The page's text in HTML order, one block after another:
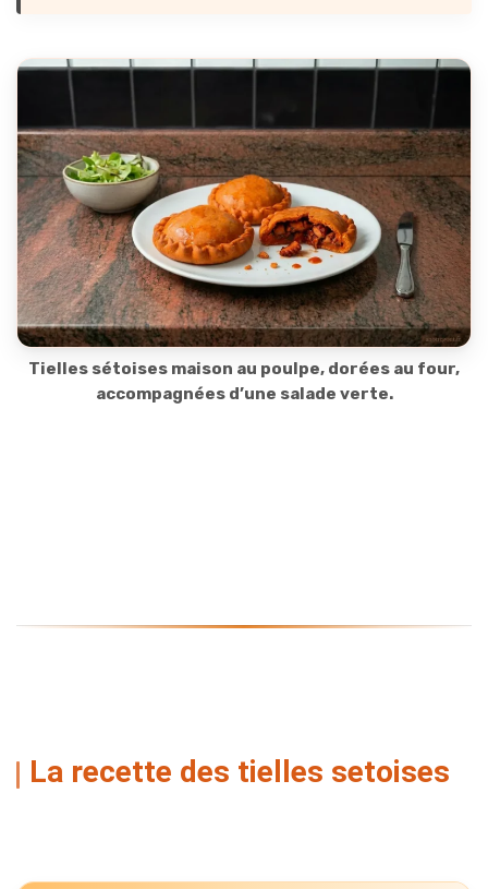
Tielles sétoises maison au poulpe, dorées au four,
accompagnées d’une salade verte.
La recette des tielles setoises